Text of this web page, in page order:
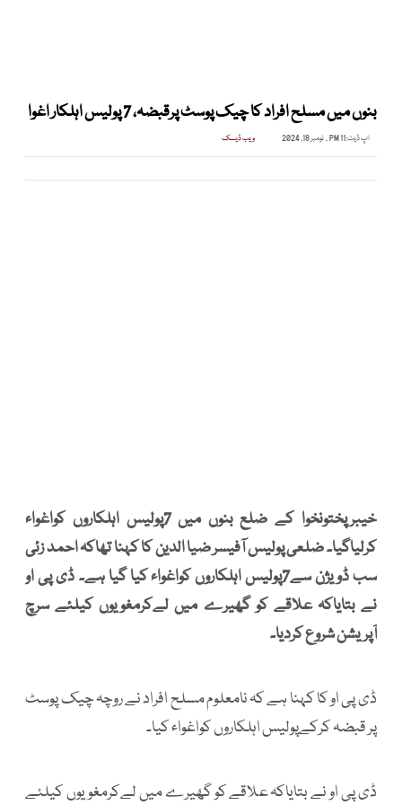
بنوں میں مسلح افراد کا چیک پوسٹ پرقبضہ، 7 پولیس اہلکار اغوا
اپ ڈیٹ:11 PM , نومبر 18, 2024 ویب ڈیسک
خیبرپختونخوا کے ضلع بنوں میں 7پولیس اہلکاروں کواغواء
کرلیاگیا۔ ضلعی پولیس آفیسر ضیا الدین کا کہنا تھاکہ احمد زئی
سب ڈویژن سے7پولیس اہلکاروں کواغواء کیا گیا ہے۔ ڈی پی او
نے بتایاکہ علاقے کو گھیرے میں لےکرمغویوں کیلئے سرچ
آپریشن شروع کردیا۔
ڈی پی او کا کہنا ہے کہ نامعلوم مسلح افراد نے روچہ چیک پوسٹ
پر قبضہ کرکےپولیس اہلکاروں کواغواء کیا۔
ڈی پی او نے بتایاکہ علاقے کو گھیرے میں لےکرمغویوں کیلئے